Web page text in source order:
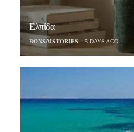
Ελπίδα
BONSAISTORIES 5 DAYS AGO